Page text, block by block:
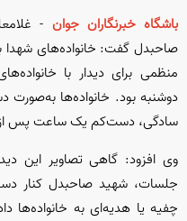
باشگاه خبرنگاران جوان -
صاحبدل گفت: خانواده‌های شهدا
منظمی برای دیدار با
دوشنبه بود. خانواده‌ها
سادگی، دست‌کم یک ساعت پس از
وی افزود: گاهی تصاویر این
جلسات، شهید صاحبدل کنار
چفیه یا هدیه‌ای به خانواده‌ها